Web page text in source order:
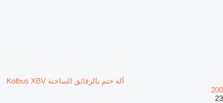
آلة ختم بالرقائق الساخنة Kolbus XBV
200
23